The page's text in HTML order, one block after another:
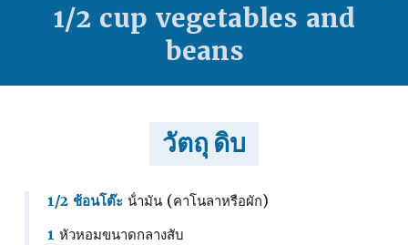
1/2 cup vegetables and
beans
วัตถุ ดิบ
1/2 ช้อนโต๊ะ น้ํามัน (คาโนลาหรือผัก)
1 หัวหอมขนาดกลางสับ